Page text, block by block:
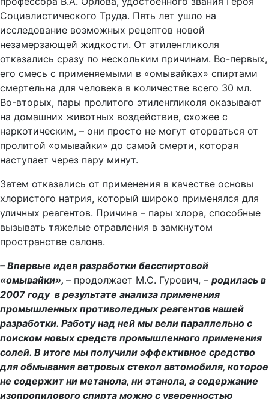
Социалистического Труда. Пять лет ушло на
исследование возможных рецептов новой
незамерзающей жидкости. От этиленгликоля
отказались сразу по нескольким причинам. Во-первых,
его смесь с применяемыми в «омывайках» спиртами
смертельна для человека в количестве всего 30 мл.
Во-вторых, пары пролитого этиленгликоля оказывают
на домашних животных воздействие, схожее с
наркотическим, – они просто не могут оторваться от
пролитой «омывайки» до самой смерти, которая
наступает через пару минут.
Затем отказались от применения в качестве основы
хлористого натрия, который широко применялся для
уличных реагентов. Причина – пары хлора, способные
вызывать тяжелые отравления в замкнутом
пространстве салона.
– Впервые идея разработки бесспиртовой
«омывайки», – продолжает М.С. Гурович, – родилась в
2007 году в результате анализа применения
промышленных противоледных реагентов нашей
разработки. Работу над ней мы вели параллельно с
поиском новых средств промышленного применения
солей. В итоге мы получили эффективное средство
для обмывания ветровых стекол автомобиля, которое
не содержит ни метанола, ни этанола, а содержание
изопропилового спирта можно с уверенностью